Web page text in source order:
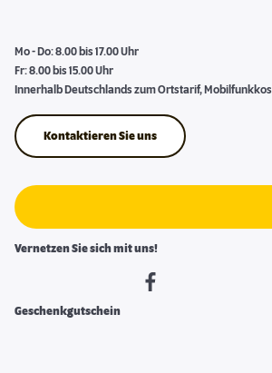
Mo - Do: 8.00 bis 17.00 Uhr
Fr: 8.00 bis 15.00 Uhr
Innerhalb Deutschlands zum Ortstarif,
Kontaktieren Sie uns
Vernetzen Sie sich mit uns!
Geschenkgutschein